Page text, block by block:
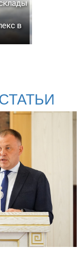
в